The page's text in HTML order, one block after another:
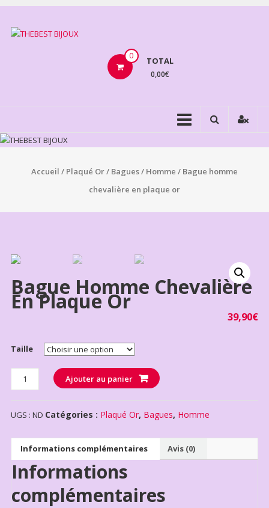
Aller
contenu
BIJOUX
0 TOTAL
0,00€
Accueil / Plaqué Or/ Bagues/ Homme / Bague homme
chevalière en plaque or
Bague Homme Chevalière
En Plaque Or
39,90€
Taille
Quantité Ajouter au panier
UGS : ND Catégories : Plaqué Or, Bagues, Homme
Informations complémentaires Avis (0)
Informations
complémentaires